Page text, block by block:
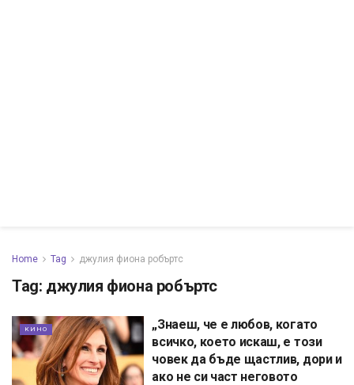
Home Tag джулия фиона робъртс
Tag: джулия фиона робъртс
КИНО
„Знаеш, че е любов, когато
всичко, което искаш, е този
човек да бъде щастлив, дори и
ако не си част неговото